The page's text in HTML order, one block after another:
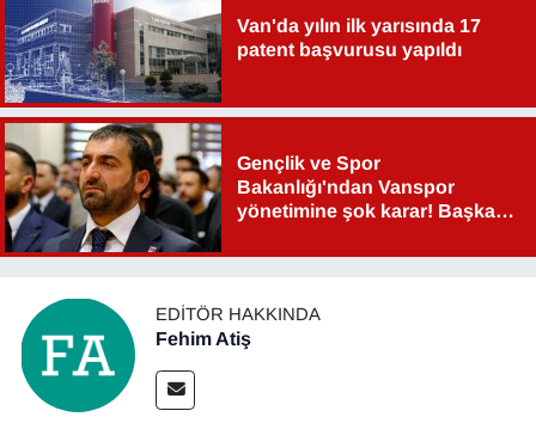
Van'da yılın ilk yarısında 17
patent başvurusu yapıldı
Gençlik ve Spor
Bakanlığı'ndan Vanspor
yönetimine şok karar! Başkan
EDITÖR HAKKINDA
Fehim Atiş